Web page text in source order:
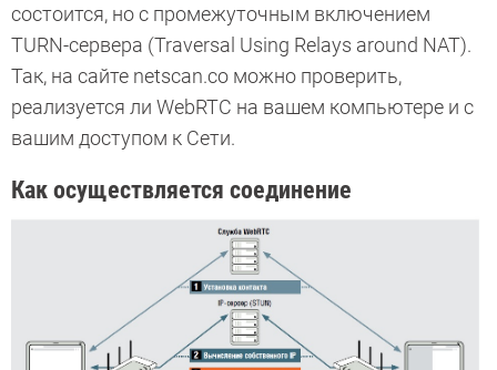
состоится, но с промежуточным включением
TURN-сервера (Traversal Using Relays around NAT).
Так, на сайте netscan.co можно проверить,
реализуется ли WebRTC на вашем компьютере и с
вашим доступом к Сети.
Как осуществляется соединение